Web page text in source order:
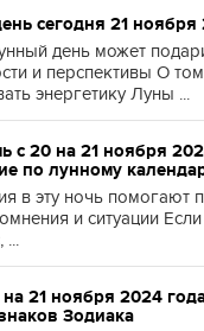
сегодня 21 ноября
день может
и перспективы О
энергетику Луны ...
с 20 на 21 ноября
по лунному
в эту ночь помогают
и ситуации Если
...
на 21 ноября 2024
Зодиака